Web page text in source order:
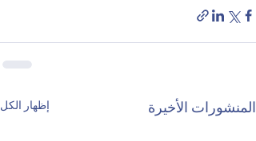
المنشورات الأخيرة إظهار الكل